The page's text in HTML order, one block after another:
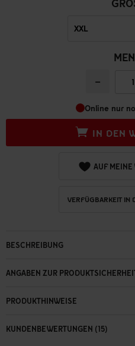
−
Online nur
IN DEN
AUF MEINE
VERFÜGBARKEIT IN
BESCHREIBUNG
ANGABEN ZUR
PRODUKTHINWEISE
KUNDENBEWERTUNGEN (15)